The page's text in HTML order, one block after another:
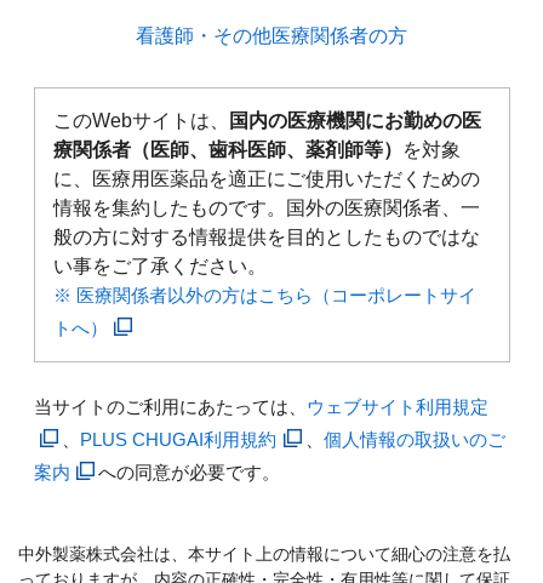
看護師・その他医療関係者の方​
このWebサイトは、
国内の医療機関にお勤めの医
療関係者（医師、歯科医師、薬剤師等）
を対象
に、医療用医薬品を適正にご使用いただくための
情報を集約したものです。国外の医療関係者、一
般の方に対する情報提供を目的としたものではな
い事をご了承ください。
※ 医療関係者以外の方はこちら（コーポレートサイ
トへ）
当サイトのご利用にあたっては、 ウェブサイト利用規定
PLUS CHUGAI利用規約
個人情報の取扱いのご
案内
への同意が必要です。
中外製薬株式会社は、本サイト上の情報について細心の注意を払
っておりますが、内容の正確性・完全性・有用性等に関して保証